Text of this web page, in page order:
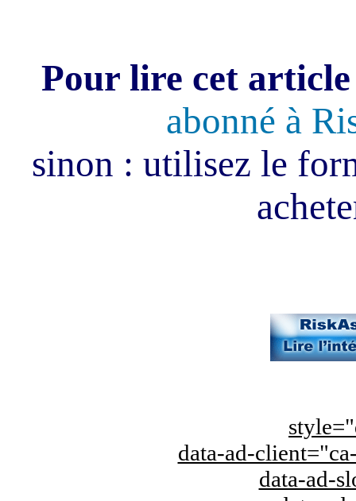
Pour lire cet
abonné à
sinon : utilisez le
data-ad-
data-ad-